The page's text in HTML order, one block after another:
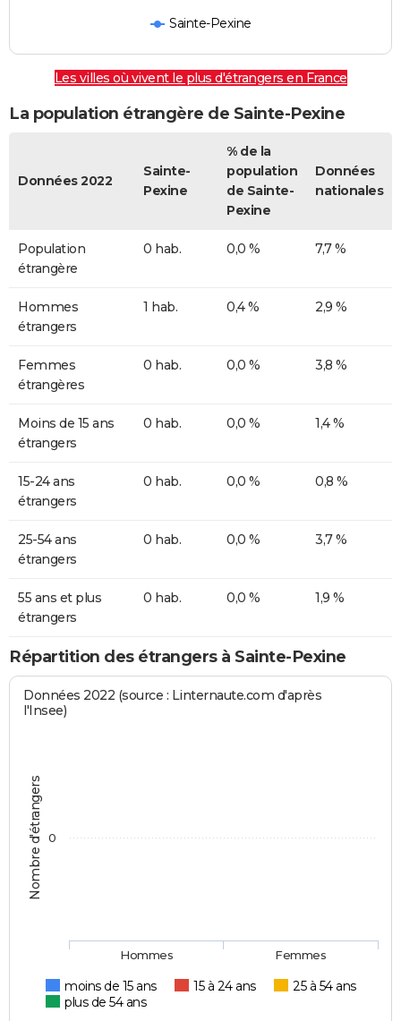
Sainte-Pexine
Les villes où vivent le plus d'étrangers en France
La population étrangère de Sainte-Pexine
Données 2022
Sainte-
Pexine
% de la
population
de Sainte-
Pexine
Données
nationales
Population
étrangère
0 hab. 0,0 % 7,7 %
Hommes
étrangers
1 hab. 0,4 % 2,9 %
Femmes
étrangères
0 hab. 0,0 % 3,8 %
Moins de 15 ans
étrangers
0 hab. 0,0 % 1,4 %
15-24 ans
étrangers
0 hab. 0,0 % 0,8 %
25-54 ans
étrangers
0 hab. 0,0 % 3,7 %
55 ans et plus
étrangers
0 hab. 0,0 % 1,9 %
Répartition des étrangers à Sainte-Pexine
Nombre d'étrangers
Données 2022 (source : Linternaute.com d'après
l'Insee)
moins de 15 ans 15 à 24 ans
25 à 54 ans
plus de 54 ans
Hommes Femmes
0